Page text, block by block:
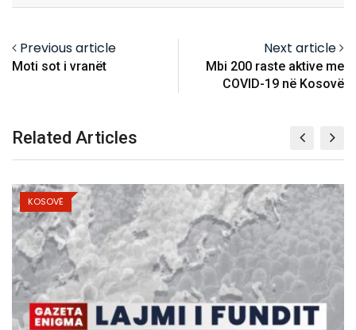
Previous article
Moti sot i vranët
Next article
Mbi 200 raste aktive me
COVID-19 në Kosovë
Related Articles
KOSOVË